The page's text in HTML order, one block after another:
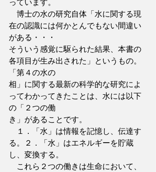
っています。
博士の水の研究自体「水に関する現
在の認識には何かとんでもない間違い
がある・・・
そういう感覚に駆られた結果、本書の
各項目が生み出された」というもの。
「第４の水の
相」に関する最新の科学的な研究によ
ってわかってきたことは、水には以下
の「２つの働
き」があることです。
１．「水」は情報を記憶し、伝達す
る。２．「水」はエネルギーを貯蔵
し、変換する。
これら２つの働きは生命において、